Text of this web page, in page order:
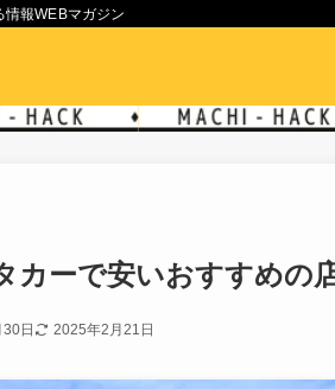
報WEBマガジン
カーで安いおすすめの
日 2025年2月21日